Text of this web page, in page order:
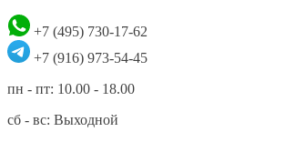
+7 (495) 730-17-62
+7 (916) 973-54-45
пн - пт: 10.00 - 18.00
сб - вс: Выходной